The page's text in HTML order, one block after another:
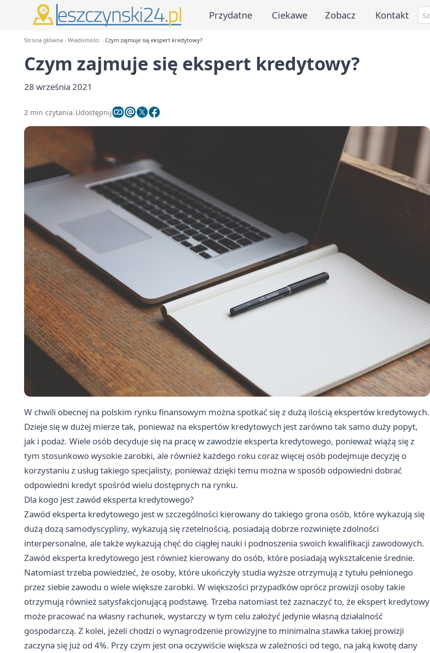
Przydatne Ciekawe Zobacz Kontakt
Strona główna Wiadomości Czym zajmuje się ekspert kredytowy?
Czym zajmuje się ekspert kredytowy?
28 września 2021
2 min czytania Udostępnij
W chwili obecnej na polskim rynku finansowym można spotkać się z dużą ilością ekspertów kredytowych.
Dzieje się w dużej mierze tak, ponieważ na ekspertów kredytowych jest zarówno tak samo duży popyt,
jak i podaż. Wiele osób decyduje się na pracę w zawodzie eksperta kredytowego, ponieważ wiążą się z
tym stosunkowo wysokie zarobki, ale również każdego roku coraz więcej osób podejmuje decyzję o
korzystaniu z usług takiego specjalisty, ponieważ dzięki temu można w sposób odpowiedni dobrać
odpowiedni kredyt spośród wielu dostępnych na rynku.
Dla kogo jest zawód eksperta kredytowego?
Zawód eksperta kredytowego jest w szczególności kierowany do takiego grona osób, które wykazują się
dużą dozą samodyscypliny, wykazują się rzetelnością, posiadają dobrze rozwinięte zdolności
interpersonalne, ale także wykazują chęć do ciągłej nauki i podnoszenia swoich kwalifikacji zawodowych.
Zawód eksperta kredytowego jest również kierowany do osób, które posiadają wykształcenie średnie.
Natomiast trzeba powiedzieć, że osoby, które ukończyły studia wyższe otrzymują z tytułu pełnionego
przez siebie zawodu o wiele większe zarobki. W większości przypadków oprócz prowizji osoby takie
otrzymują również satysfakcjonującą podstawę. Trzeba natomiast też zaznaczyć to, że ekspert kredytowy
może pracować na własny rachunek, wystarczy w tym celu założyć jedynie własną działalność
gospodarczą. Z kolei, jeżeli chodzi o wynagrodzenie prowizyjne to minimalna stawka takiej prowizji
zaczyna się już od 4%. Przy czym jest ona oczywiście większa w zależności od tego, na jaką kwotę dany